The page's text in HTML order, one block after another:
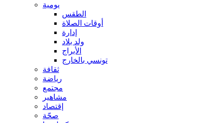
يومية
الطقس
أوقات الصلاة
إدارة
ولد بلاد
الأبراج
تونسي بالخارج
ثقافة
رياضة
مجتمع
مشاهير
إقتصاد
صحّة